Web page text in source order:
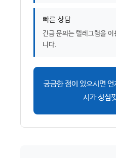
빠른 상담
긴급 문의는 텔레그램을
니다.
궁금한 점이 있으시면
시가 성심